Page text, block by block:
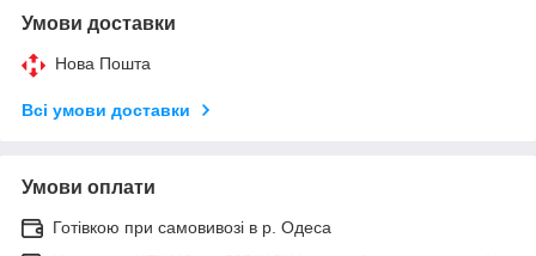
Умови доставки
Нова Пошта
Всі умови доставки
Умови оплати
Готівкою при самовивозі в р. Одеса